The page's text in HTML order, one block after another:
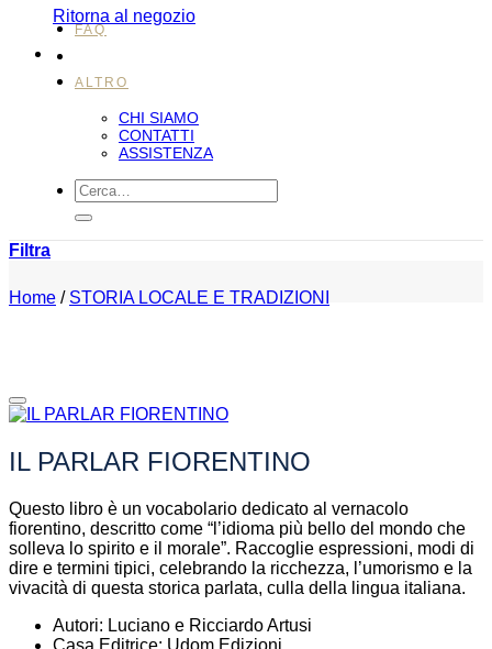
Ritorna al negozio
FAQ
ALTRO
CHI SIAMO
CONTATTI
ASSISTENZA
Cerca:
Filtra
Home / STORIA LOCALE E TRADIZIONI
IL PARLAR FIORENTINO
Questo libro è un vocabolario dedicato al vernacolo
fiorentino, descritto come “l’idioma più bello del mondo che
solleva lo spirito e il morale”. Raccoglie espressioni, modi di
dire e termini tipici, celebrando la ricchezza, l’umorismo e la
vivacità di questa storica parlata, culla della lingua italiana.
Autori: Luciano e Ricciardo Artusi
Casa Editrice: Udom Edizioni